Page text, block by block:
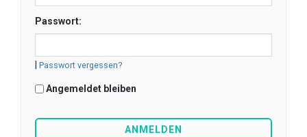
Passwort:
Passwort vergessen?
Angemeldet bleiben